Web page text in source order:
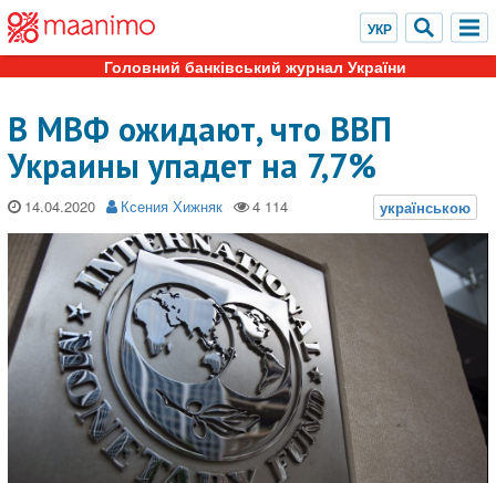
Головний банківський журнал України
В МВФ ожидают, что ВВП
Украины упадет на 7,7%
14.04.2020 Ксения Хижняк